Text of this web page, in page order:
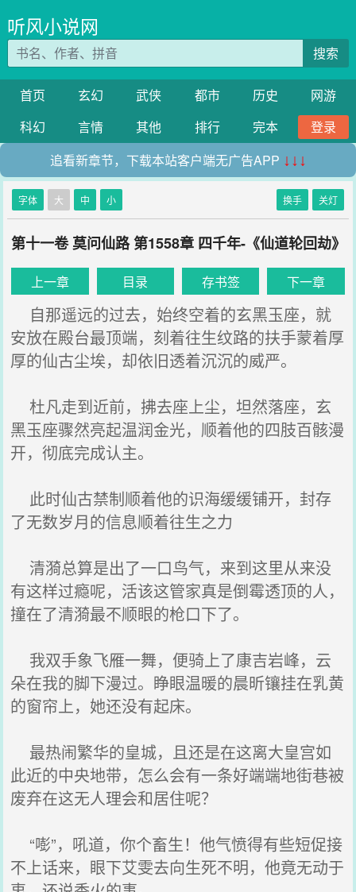
听风小说网
搜索
首页 玄幻 武侠 都市 历史
网游
科幻
言情 其他 排行 完本
登录
追看新章节，下载本站客户端无广告APP ↓↓↓
字体 大 中 小 换手 关灯
第十一卷 莫问仙路 第1558章 四千年-《仙道轮回劫》
上一章 目录 存书签 下一章
自那遥远的过去，始终空着的玄黑玉座，就
安放在殿台最顶端，刻着往生纹路的扶手蒙着厚
厚的仙古尘埃，却依旧透着沉沉的威严。
杜凡走到近前，拂去座上尘，坦然落座，玄
黑玉座骤然亮起温润金光，顺着他的四肢百骸漫
开，彻底完成认主。
此时仙古禁制顺着他的识海缓缓铺开，封存
了无数岁月的信息顺着往生之力
清漪总算是出了一口鸟气，来到这里从来没
有这样过瘾呢，活该这管家真是倒霉透顶的人，
撞在了清漪最不顺眼的枪口下了。
我双手象飞雁一舞，便骑上了康吉岩峰，云
朵在我的脚下漫过。睁眼温暖的晨昕镶挂在乳黄
的窗帘上，她还没有起床。
最热闹繁华的皇城，且还是在这离大皇宫如
此近的中央地带，怎么会有一条好端端地街巷被
废弃在这无人理会和居住呢？
“嘭”，吼道，你个畜生！他气愤得有些短促接
不上话来，眼下艾雯去向生死不明，他竟无动于